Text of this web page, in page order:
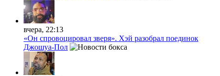
вчера, 22:13
«Он спровоцировал зверя». Хэй разобрал поединок
Джошуа-Пол